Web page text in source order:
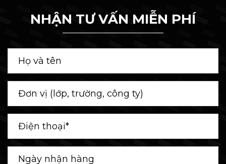
NHẬN TƯ VẤN MIỄN PHÍ